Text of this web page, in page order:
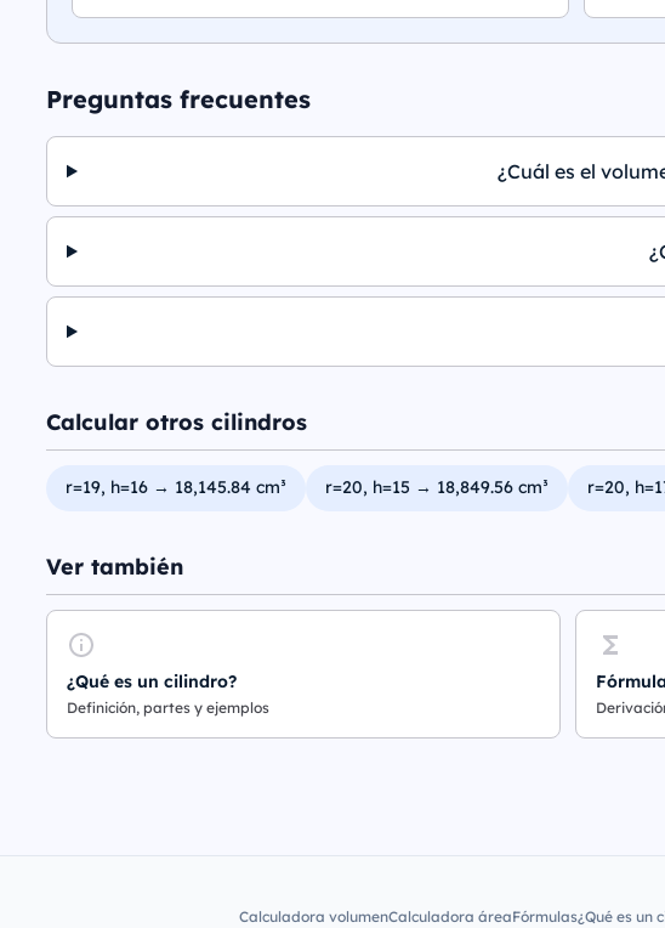
Preguntas frecuentes
¿Cuál es el
Calcular otros cilindros
r=19, h=16 → 18,145.84 cm³ r=20, h=15 → 18,849.56 cm³ r=20,
Ver también
¿Qué es un cilindro?
Definición, partes y ejemplos
Calculadora volumenCalculadora áreaFórmulas¿Qué es un